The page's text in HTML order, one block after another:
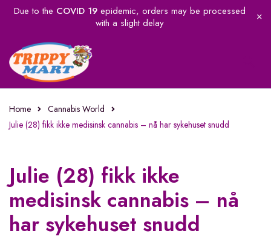
Due to the COVID 19epidemic, orders may be processed
with a slight delay
Home
Cannabis World
Julie (28) fikk ikke medisinsk cannabis – nå har sykehuset snudd
Julie (28) fikk ikke
medisinsk cannabis – nå
har sykehuset snudd